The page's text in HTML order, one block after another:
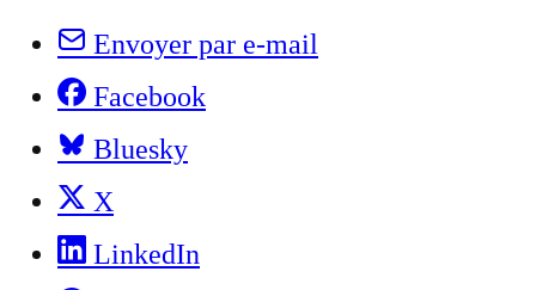
Envoyer par e-mail
Facebook
Bluesky
X
LinkedIn